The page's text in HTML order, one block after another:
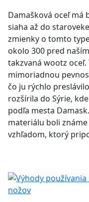
Damašková oceľ
siaha až do
zmienky o tomto
okolo 300 pred
takzvaná wootz oceľ.
mimoriadnou
čo ju rýchlo
rozšírila do Sýrie,
podľa mesta
materiálu boli
vzhľadom, ktorý